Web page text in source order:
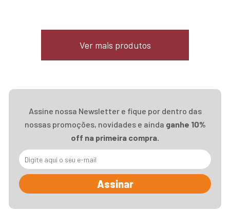
Ver mais produtos
Assine nossa Newsletter e fique por dentro das
nossas promoções, novidades e ainda ganhe 10%
off na primeira compra.
Assinar